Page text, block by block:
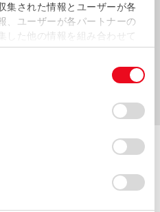
集された情報とユーザーが各
、ユーザーが各パートナーの
した他の情報を組み合わせて
ェブサイトの使用を続行する
キー)が保存されることに同
クッキー)のオプトアウト、
するにあたっては、当社の
り扱いについて
」をご覧くだ